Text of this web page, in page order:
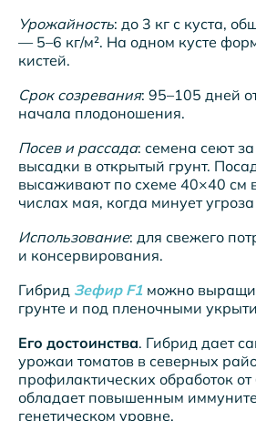
Урожайность: до 3 кг с куста,
— 5–6 кг/м². На одном кусте
кистей.
Срок созревания: 95–105 дней
начала плодоношения.
Посев и рассада: семена сеют
высадки в открытый грунт.
высаживают по схеме 40×40 см
числах мая, когда минует
Использование: для свежего
и консервирования.
Гибрид Зефир F1 можно
грунте и под пленочными
Его достоинства. Гибрид дает
урожаи томатов в северных
профилактических обработок от
обладает повышенным
генетическом уровне.